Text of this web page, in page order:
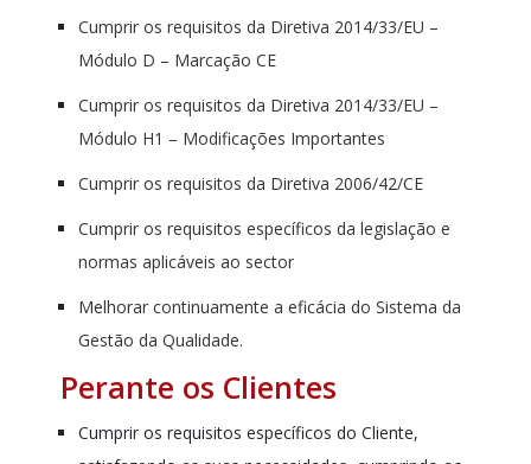
Cumprir os requisitos da Diretiva 2014/33/EU –
Módulo D – Marcação CE
Cumprir os requisitos da Diretiva 2014/33/EU –
Módulo H1 – Modificações Importantes
Cumprir os requisitos da Diretiva 2006/42/CE
Cumprir os requisitos específicos da legislação e
normas aplicáveis ao sector
Melhorar continuamente a eficácia do Sistema da
Gestão da Qualidade.
Perante os Clientes
Cumprir os requisitos específicos do Cliente,